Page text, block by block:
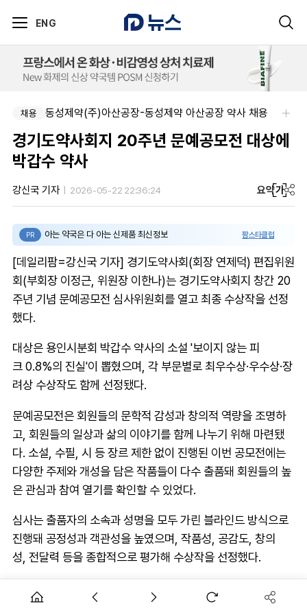
ENG
채용 동성제약(주)아산공장-동성제약 아산공장 약사 채용
경기도약사회지 20주년 문예공모전 대상에
박갑수 약사
강신국 기자 2026-05-22 22:36:24 요약가
PR 아는 약국은 다 아는 신제품 최신정보 팜스타클럽
[데일리팜=강신국 기자] 경기도약사회(회장 연제덕) 편집위원
회(부회장 이정근, 위원장 이한나)는 경기도약사회지 창간 20
주년 기념 문예공모전 심사위원회를 열고 최종 수상작을 선정
했다.
대상은 용인시분회 박갑수 약사의 소설 '보이지 않는 피
크 0.8%의 진실'이 뽑혔으며, 각 부문별로 최우수상·우수상·장
려상 수상작도 함께 선정됐다.
문예공모전은 회원들의 문학적 감성과 창의적 역량을 조명하
고, 회원들의 일상과 삶의 이야기를 함께 나누기 위해 마련됐
다. 소설, 수필, 시 등 장르 제한 없이 진행된 이번 공모전에는
다양한 주제와 개성을 담은 작품들이 다수 출품돼 회원들의 높
은 관심과 참여 열기를 확인할 수 있었다.
심사는 출품자의 소속과 성명을 모두 가린 블라인드 방식으로
진행돼 공정성과 객관성을 높였으며, 작품성, 공감도, 창의
성, 전달력 등을 종합적으로 평가해 수상작을 선정했다.